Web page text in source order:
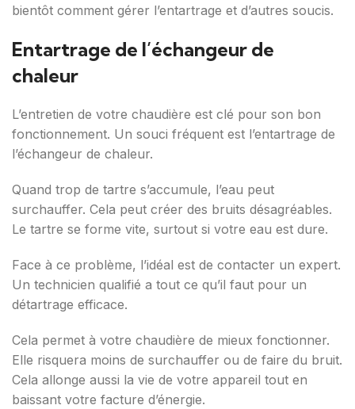
bientôt comment gérer l’entartrage et d’autres soucis.
Entartrage de l’échangeur de
chaleur
L’entretien de votre chaudière est clé pour son bon
fonctionnement. Un souci fréquent est l’entartrage de
l’échangeur de chaleur.
Quand trop de tartre s’accumule, l’eau peut
surchauffer. Cela peut créer des bruits désagréables.
Le tartre se forme vite, surtout si votre eau est dure.
Face à ce problème, l’idéal est de contacter un expert.
Un technicien qualifié a tout ce qu’il faut pour un
détartrage efficace.
Cela permet à votre chaudière de mieux fonctionner.
Elle risquera moins de surchauffer ou de faire du bruit.
Cela allonge aussi la vie de votre appareil tout en
baissant votre facture d’énergie.